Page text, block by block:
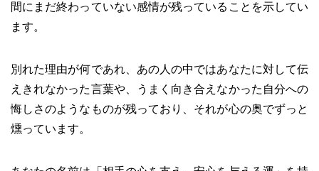
間にまだ終わっていない感情が残っていることを示してい
ます。
別れた理由が何であれ、あの人の中ではあなたに対して伝
えきれなかった言葉や、うまく向き合えなかった自分への
悔しさのようなものが残っており、それが心の奥でずっと
燻っています。